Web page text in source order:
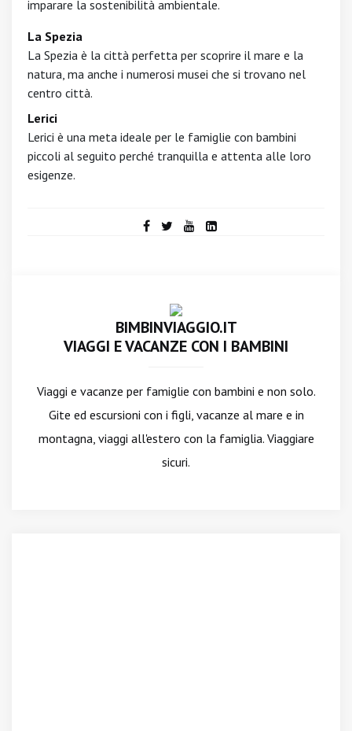
imparare la sostenibilità ambientale.
La Spezia
La Spezia è la città perfetta per scoprire il mare e la
natura, ma anche i numerosi musei che si trovano nel
centro città.
Lerici
Lerici è una meta ideale per le famiglie con bambini
piccoli al seguito perché tranquilla e attenta alle loro
esigenze.
BIMBINVIAGGIO.IT
VIAGGI E VACANZE CON I BAMBINI
Viaggi e vacanze per famiglie con bambini e non solo.
Gite ed escursioni con i figli, vacanze al mare e in
montagna, viaggi all'estero con la famiglia. Viaggiare
sicuri.